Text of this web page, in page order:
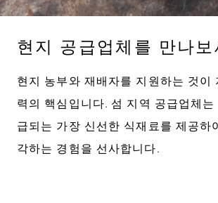
현지 공급업체를 만나
현지 농부와 재배자를 지원하는 것이
력의 핵심입니다. 섬 지역 공급업체
급되는 가장 신선한 식재료를 제공하
각하는 경험을 선사합니다.